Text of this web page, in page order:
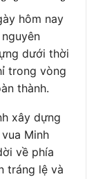
hôm nay
dưới thời
trong vòng
thành.
xây dựng
Minh
về phía
tráng lệ và